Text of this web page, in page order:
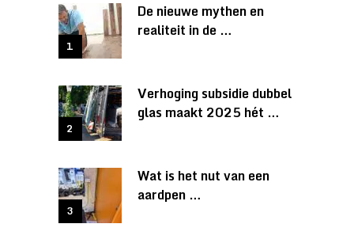
De nieuwe mythen en
realiteit in de …
Verhoging subsidie dubbel
glas maakt 2025 hét …
Wat is het nut van een
aardpen …